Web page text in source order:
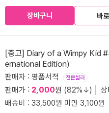
장바구니 바
[중고] Diary of a Wimpy Kid
ernational Edition)
판매자 : 명품서적 전문셀러
판매가 : 2,000원 (82%↓) │ 상
배송비 : 33,500원 미만 3,100원